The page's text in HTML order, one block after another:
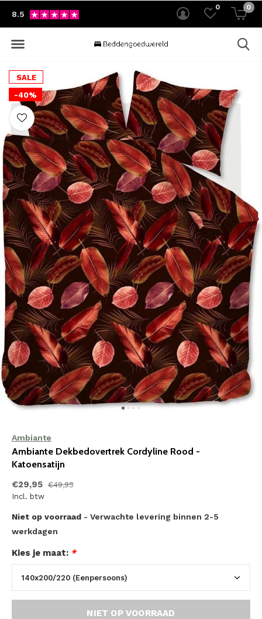
0 0
8.5
SALE
-40%
Ambiante
Ambiante Dekbedovertrek Cordyline Rood -
Katoensatijn
€29,95 €49,95
Incl. btw
Niet op voorraad - Verwachte levering binnen 2-5
werkdagen
Kies je maat: *
NIET OP VOORRAAD